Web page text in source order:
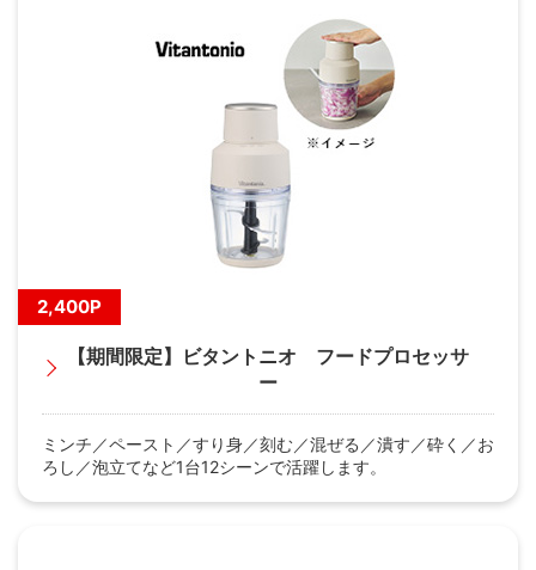
2,400P
【期間限定】ビタントニオ フードプロセッサ
ー
ミンチ／ペースト／すり身／刻む／混ぜる／潰す／砕く／お
ろし／泡立てなど1台12シーンで活躍します。